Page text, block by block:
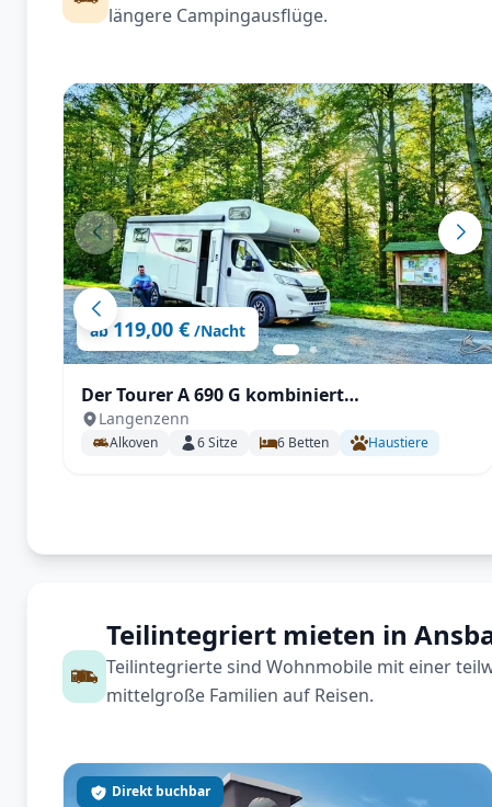
längere Campingausflüge.
ab 119,00 € /Nacht
Der Tourer A 690 G kombiniert
familienfreundliches Raumangebot
Langenzenn
Alkoven 6Sitze 6 Betten Haustiere
Teilintegriert mieten in
Teilintegrierte sind Wohnmobile mit einer
mittelgroße Familien auf Reisen.
Direkt buchbar